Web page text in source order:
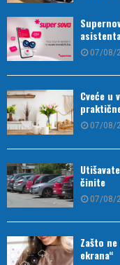
07/08/
Cveće u
07/08/
činite
07/08/
Zašto
ekrana“